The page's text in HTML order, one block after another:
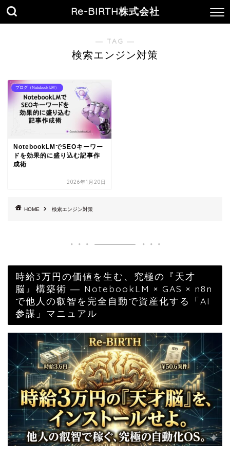
Re-BIRTH株式会社
― TAG ―
検索エンジン対策
ブログ（Notebook LM）
NotebookLMでSEOキーワー
ドを効果的に盛り込む記事作
成術
2026年1月20日
HOME 検索エンジン対策
時給3万円の価値を生む、究極の『天才
脳』構築術 ― NotebookLM × GAS × n8n
で他人の叡智を完全自動で資産化する「AI
参謀」マニュアル